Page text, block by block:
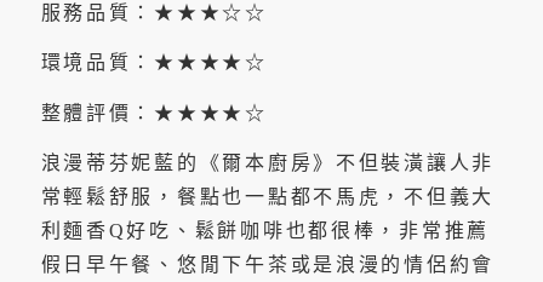
服務品質：★★★☆☆
環境品質：★★★★☆
整體評價：★★★★☆
浪漫蒂芬妮藍的《爾本廚房》不但裝潢讓人非
常輕鬆舒服，餐點也一點都不馬虎，不但義大
利麵香Q好吃、鬆餅咖啡也都很棒，非常推薦
假日早午餐、悠閒下午茶或是浪漫的情侶約會